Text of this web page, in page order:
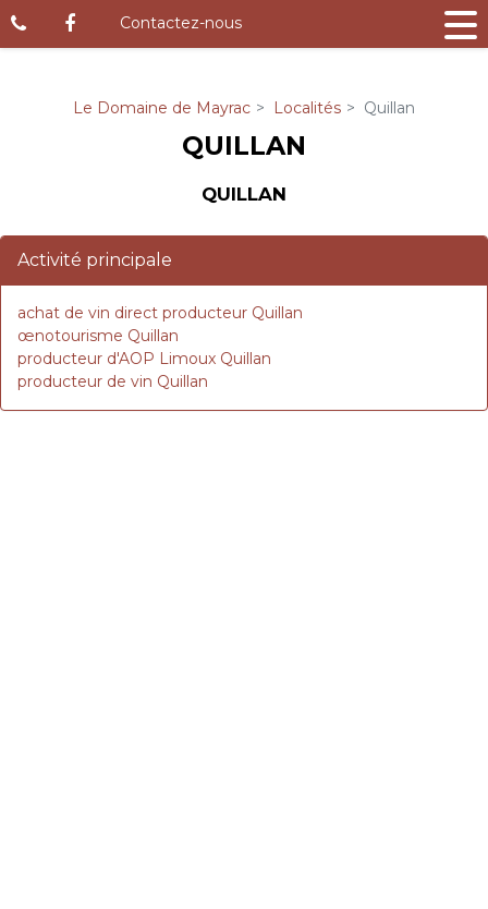
Contactez-nous
Le Domaine de Mayrac Localités Quillan
QUILLAN
QUILLAN
Activité principale
achat de vin direct producteur Quillan
œnotourisme Quillan
producteur d'AOP Limoux Quillan
producteur de vin Quillan
Panneau de gestion des cookies